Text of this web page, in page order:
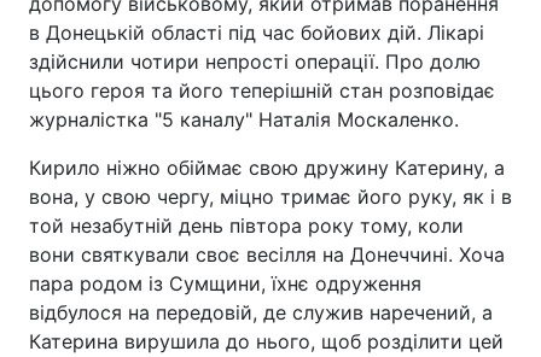
в Донецькій області під час бойових дій. Лікарі
здійснили чотири непрості операції. Про долю
цього героя та його теперішній стан розповідає
журналістка "5 каналу" Наталія Москаленко.
Кирило ніжно обіймає свою дружину Катерину, а
вона, у свою чергу, міцно тримає його руку, як і в
той незабутній день півтора року тому, коли
вони святкували своє весілля на Донеччині. Хоча
пара родом із Сумщини, їхнє одруження
відбулося на передовій, де служив наречений, а
Катерина вирушила до нього, щоб розділити цей